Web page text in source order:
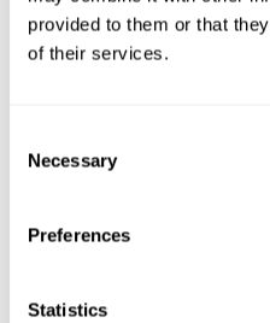
provided to them or that
of their services.
Selection
Necessary
Preferences
Statistics
nuestro día a día que
como distinguir las
cerebral el tiempo es
panel cambia cada vez
estímulos iguales, por lo